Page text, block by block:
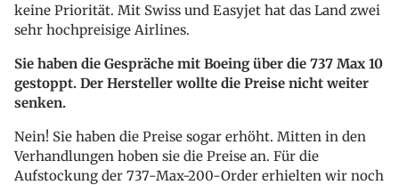
keine Priorität. Mit Swiss und Easyjet hat das Land zwei
sehr hochpreisige Airlines.
Sie haben die Gespräche mit Boeing über die 737 Max 10
gestoppt. Der Hersteller wollte die Preise nicht weiter
senken.
Nein! Sie haben die Preise sogar erhöht. Mitten in den
Verhandlungen hoben sie die Preise an. Für die
Aufstockung der 737-Max-200-Order erhielten wir noch